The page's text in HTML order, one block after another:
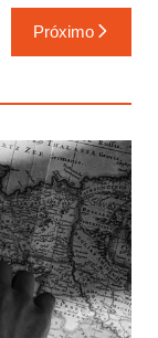
Próximo